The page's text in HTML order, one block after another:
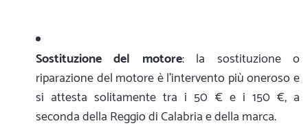
Sostituzione del motore: la sostituzione o
riparazione del motore è l'intervento più oneroso e
si attesta solitamente tra i 50 € e i 150 €, a
seconda della Reggio di Calabria e della marca.